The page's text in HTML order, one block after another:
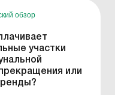
обзор
участки
или